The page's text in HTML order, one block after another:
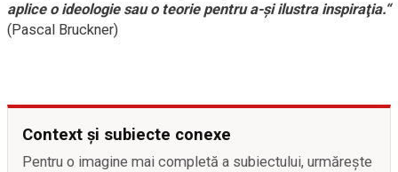
aplice o ideologie sau o teorie pentru a-şi ilustra inspiraţia.“
(Pascal Bruckner)
Context și subiecte conexe
Pentru o imagine mai completă a subiectului, urmărește